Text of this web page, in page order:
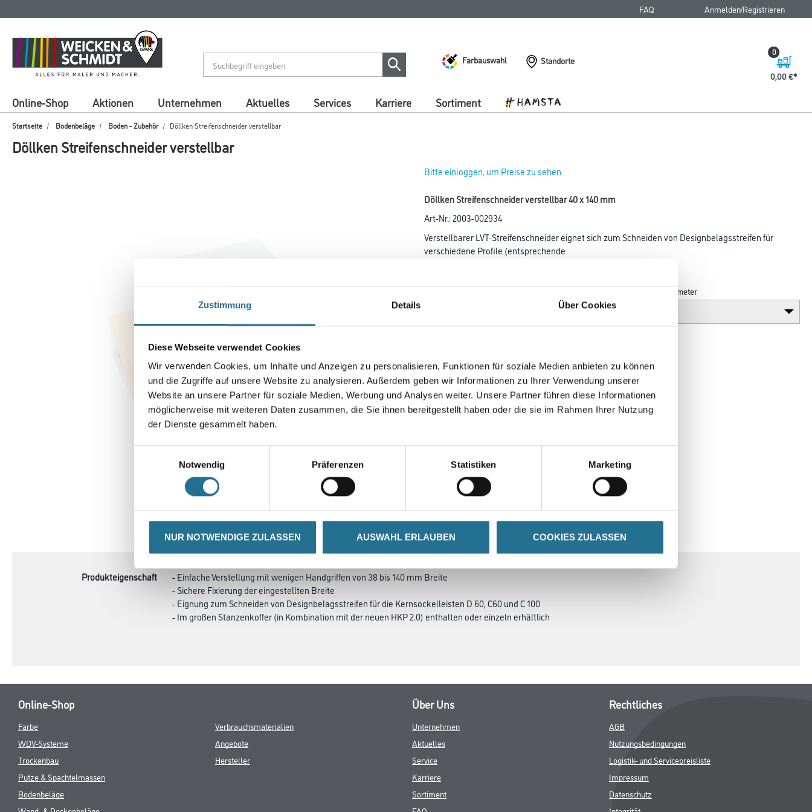
Zustimmung Details Über Cookies
Diese Webseite verwendet Cookies
Wir verwenden Cookies, um Inhalte und Anzeigen zu personalisieren, Funktionen für soziale Medien anbieten zu können
und die Zugriffe auf unsere Website zu analysieren. Außerdem geben wir Informationen zu Ihrer Verwendung unserer
Website an unsere Partner für soziale Medien, Werbung und Analysen weiter. Unsere Partner führen diese Informationen
möglicherweise mit weiteren Daten zusammen, die Sie ihnen bereitgestellt haben oder die sie im Rahmen Ihrer Nutzung
der Dienste gesammelt haben.
Notwendig
Präferenzen Statistiken Marketing
NUR NOTWENDIGE ZULASSEN AUSWAHL ERLAUBEN COOKIES ZULASSEN
springen
springen
FAQ Anmelden/Registrieren
Farbauswahl
Standorte
0,00 €
0
Online-Shop Aktionen Unternehmen Aktuelles Services Karriere Sortiment
Startseite Bodenbeläge Boden - Zubehör Döllken Streifenschneider verstellbar
Döllken Streifenschneider verstellbar
Bitte einloggen, um Preise zu sehen
Döllken Streifenschneider verstellbar 40 x 140 mm
Art-Nr.:2003-002934
Verstellbarer LVT-Streifenschneider eignet sich zum Schneiden von Designbelagsstreifen für
verschiedene Profile (entsprechende
Breite in centimeter
Umrechnungsfaktoren
CURRENT
PRODUKTEIGENSCHAFTEN ZUSATZINFOS GEFAHRENHINWEISE SPEZIFIKATIONEN
Produkteigenschaft
- Einfache Verstellung mit wenigen Handgriffen von 38 bis 140 mm Breite
- Sichere Fixierung der eingestellten Breite
- Eignung zum Schneiden von Designbelagsstreifen für die Kernsockelleisten D 60, C60 und C 100
- Im großen Stanzenkoffer (in Kombination mit der neuen HKP 2.0) enthalten oder einzeln erhältlich
Online-Shop
Farbe
WDV-Systeme
Trockenbau
Putze & Spachtelmassen
Bodenbeläge
Verbrauchsmaterialien
Angebote
Hersteller
Über Uns
Unternehmen
Aktuelles
Service
Karriere
Sortiment
Rechtliches
AGB
Nutzungsbedingungen
Logistik- und Servicepreisliste
Impressum
Datenschutz